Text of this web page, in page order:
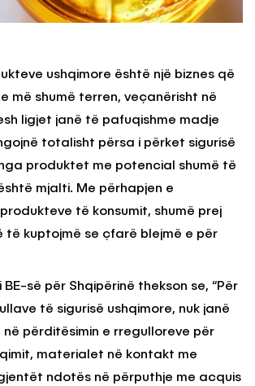
ushqimore është një biznes që
më shumë terren, veçanërisht në
ligjet janë të pafuqishme madje
totalisht përsa i përket sigurisë
produktet me potencial shumë të
mjalti. Me përhapjen e
të konsumit, shumë prej
të kuptojmë se çfarë blejmë e për
BE-së për Shqipërinë thekson se, “Për
të sigurisë ushqimore, nuk janë
në përditësimin e rregulloreve për
materialet në kontakt me
ndotës në përputhje me acquis